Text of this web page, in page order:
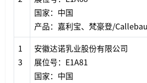
国家：中国
产品：嘉利宝、梵豪登/
1
3
安徽达诺乳业股份有限公司
展位号：E1A81
国家：中国